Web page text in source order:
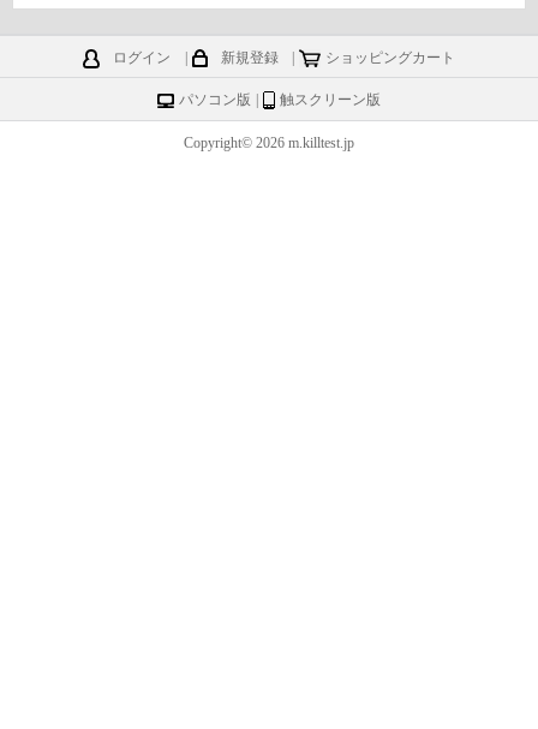
ログイン 新規登録 ショッピングカート
パソコン版 触スクリーン版
Copyright© 2026 m.killtest.jp